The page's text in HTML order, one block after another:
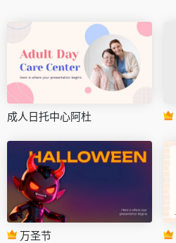
成人日托中心阿杜
万圣节